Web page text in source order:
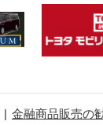
金融商品販売の